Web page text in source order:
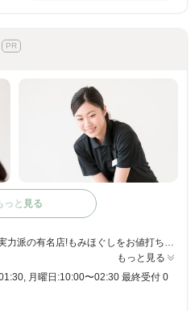
っと見る
全国に600店舗以上展開している実力派の有名店!もみほぐしをお値打ち価格で☆60分3,980円(りらくるアプリ会員価格3,600円)
もっと見る
月曜日:10:00〜02:30 最終受付 0